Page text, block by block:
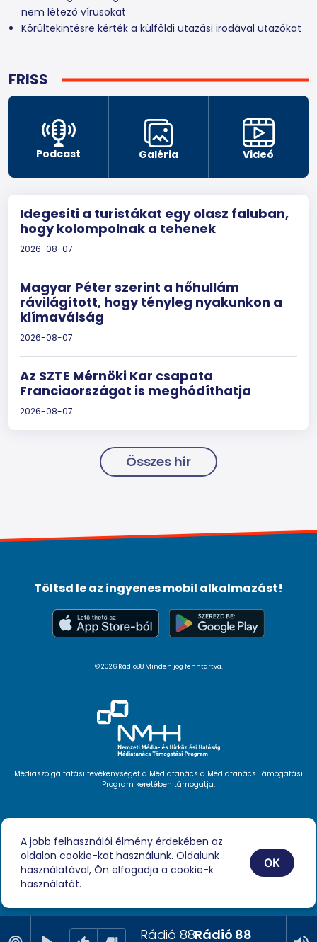
FRISS
Podcast Galéria Videó
Idegesíti a turistákat egy olasz faluban,
hogy kolompolnak a tehenek
2026-08-07
Magyar Péter szerint a hőhullám
rávilágított, hogy tényleg nyakunkon a
klímaválság
2026-08-07
Az SZTE Mérnöki Kar csapata
Franciaországot is meghódíthatja
2026-08-07
Összes hír
nem létező vírusokat
Körültekintésre kérték a külföldi utazási irodával utazókat
Videóink
Podcast
Híreink
Impresszum
Töltsd le az ingyenes mobil alkalmazást!
© 2026 Rádio88 Minden jog fenntartva.
Médiaszolgáltatási tevékenységét a Médiatanács a Médiatanács Támogatási
Program keretében támogatja.
Rádió 88Rádió 88
A jobb felhasználói élmény érdekében az
oldalon cookie-kat használunk. Oldalunk
használatával, Ön elfogadja a cookie-k
használatát.
OK